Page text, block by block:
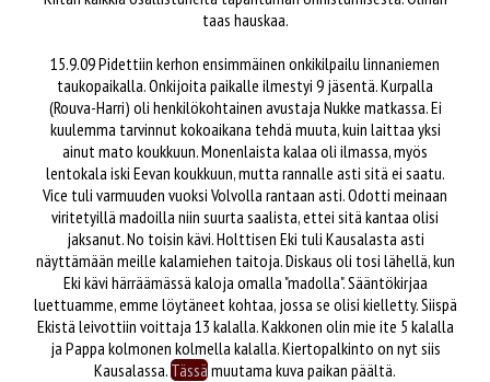
taas hauskaa.
15.9.09 Pidettiin kerhon ensimmäinen onkikilpailu linnaniemen
taukopaikalla. Onkijoita paikalle ilmestyi 9 jäsentä. Kurpalla
(Rouva-Harri) oli henkilökohtainen avustaja Nukke matkassa. Ei
kuulemma tarvinnut kokoaikana tehdä muuta, kuin laittaa yksi
ainut mato koukkuun. Monenlaista kalaa oli ilmassa, myös
lentokala iski Eevan koukkuun, mutta rannalle asti sitä ei saatu.
Vice tuli varmuuden vuoksi Volvolla rantaan asti. Odotti meinaan
viritetyillä madoilla niin suurta saalista, ettei sitä kantaa olisi
jaksanut. No toisin kävi. Holttisen Eki tuli Kausalasta asti
näyttämään meille kalamiehen taitoja. Diskaus oli tosi lähellä, kun
Eki kävi härräämässä kaloja omalla "madolla". Sääntökirjaa
luettuamme, emme löytäneet kohtaa, jossa se olisi kielletty. Siispä
Ekistä leivottiin voittaja 13 kalalla. Kakkonen olin mie ite 5 kalalla
ja Pappa kolmonen kolmella kalalla. Kiertopalkinto on nyt siis
Kausalassa.Tässämuutama kuva paikan päältä.